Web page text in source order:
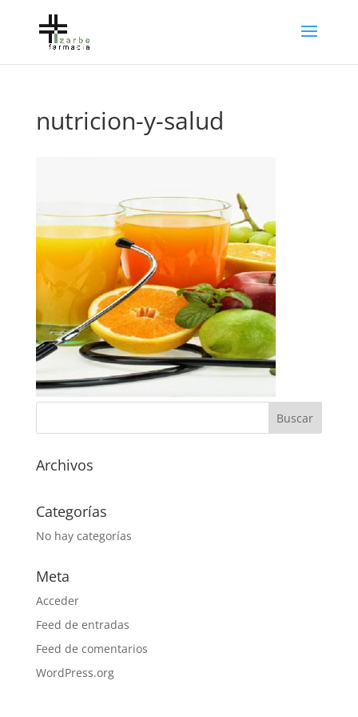
nutricion-y-salud
Archivos
Categorías
No hay categorías
Meta
Acceder
Feed de entradas
Feed de comentarios
WordPress.org